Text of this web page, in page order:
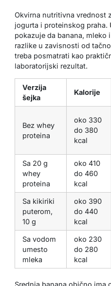
Okvirna nutritivna vrednost
jogurta i proteinskog praha.
pokazuje da banana,
razlike u zavisnosti od
treba posmatrati kao
laboratorijski rezultat.
Verzija
šejka
Kalorije
Bez whey
proteina
oko 330
do 380
kcal
Sa 20 g
whey
proteina
oko 410
do 460
kcal
Sa kikiriki
puterom,
10 g
oko 390
do 440
kcal
Sa vodom
umesto
mleka
oko 230
do 280
kcal
Srednja banana obično ima